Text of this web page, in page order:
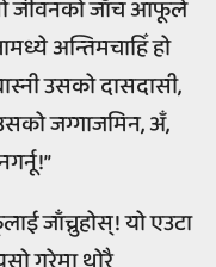
जीवनको जाँच आफूले
अन्तिमचाहिँ हो
उसको दासदासी,
जग्गाजमिन, अँ,
जाँच्नुहोस्! यो एउटा